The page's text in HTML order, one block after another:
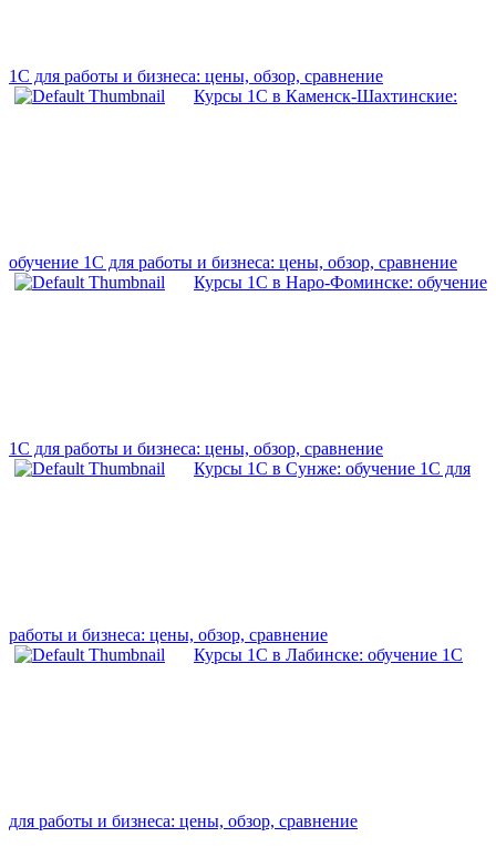
1С для работы и бизнеса: цены, обзор, сравнение
Курсы 1С в Каменск-Шахтинские:
обучение 1С для работы и бизнеса: цены, обзор, сравнение
Курсы 1С в Наро-Фоминске: обучение
1С для работы и бизнеса: цены, обзор, сравнение
Курсы 1С в Сунже: обучение 1С для
работы и бизнеса: цены, обзор, сравнение
Курсы 1С в Лабинске: обучение 1С
для работы и бизнеса: цены, обзор, сравнение